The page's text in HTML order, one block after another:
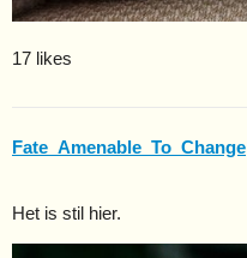
17 likes
Fate_Amenable_To_Change
Het is stil hier.